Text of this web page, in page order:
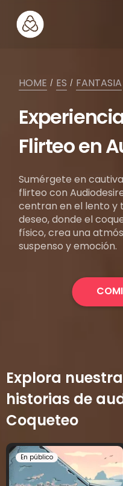
HOME / ES / FANTASIA
Flirteo en
Sumérgete en
flirteo con
centran en el lento y
deseo, donde el
físico, crea una
suspenso y emoción.
Explora
historias de
Coqueteo
En público